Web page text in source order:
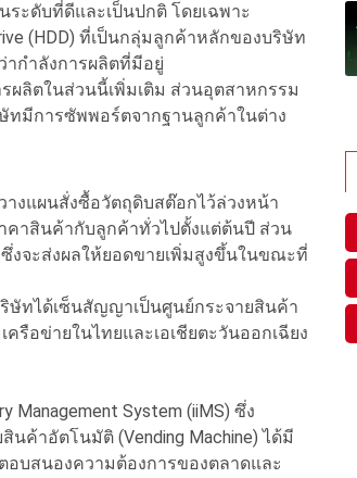
ะดับที่ดีและเป็นปกติ โดยเฉพาะ
(HDD) ที่เป็นกลุ่มลูกค้าหลักของบริษัท
กำลังการผลิตที่มีอยู่
ผลิตในส่วนนี้เพิ่มเติม ส่วนอุตสาหกรรม
ทมีการซัพพอร์ตจากฐานลูกค้าในต่าง
งแผนสั่งซื้อวัตถุดิบสต๊อกไว้ล่วงหน้า
คาสินค้ากับลูกค้าทั่วไปตั้งแต่ต้นปี ส่วน
งจะส่งผลให้ยอดขายเพิ่มสูงขึ้นในขณะที่
ษัทได้เซ็นสัญญาเป็นศูนย์กระจายสินค้า
รือข่ายในไทยและเอเชียตะวันออกเฉียง
System (iiMS) ซึ่ง
ค้าอัตโนมัติ (Vending Machine) ได้มี
บสนองความต้องการของตลาดและ